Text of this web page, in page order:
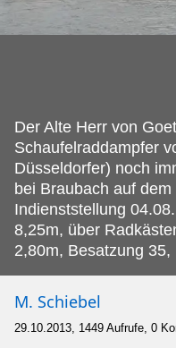
Der Alte Herr von
Schaufelraddampfer
Düsseldorfer) noch
bei Braubach auf
Indienststellung
8,25m, über
2,80m, Besatzung
M. Schiebel
29.10.2013, 1449 Aufrufe, 0